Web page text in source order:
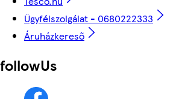
Ügyfélszolgálat - 0680222333
Áruházkereső
followUs